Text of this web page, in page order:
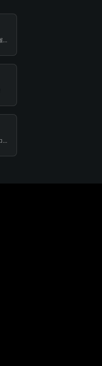
2F：展覧会・ポップアップストア等を開催！大型催事スペース「TOWER SPACE SHIBUYA」
8F：世界最大級のクラシック音楽専門フロア！